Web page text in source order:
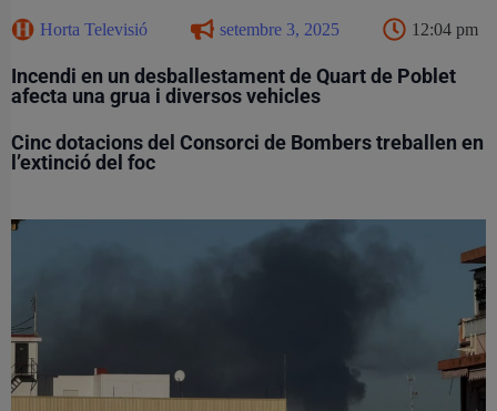
Horta Televisió setembre 3, 2025 12:04 pm
Incendi en un desballestament de Quart de Poblet
afecta una grua i diversos vehicles
Cinc dotacions del Consorci de Bombers treballen en
l’extinció del foc